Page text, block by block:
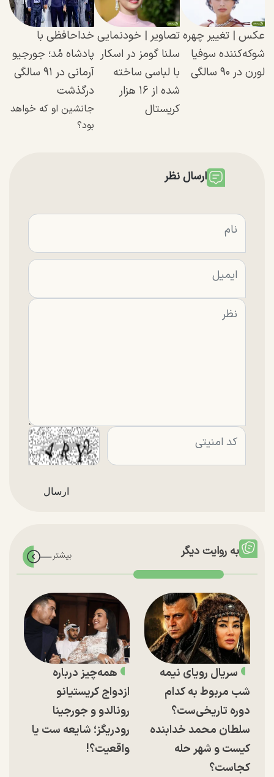
عکس | تغییر چهره
شوکه‌کننده سوفیا
لورن در ۹۰ سالگی
تصاویر | خودنمایی
سلنا گومز در اسکار
با لباسی ساخته
شده از ۱۶ هزار
کریستال
خداحافظی با
پادشاه مُد؛ جورجیو
آرمانی در ۹۱ سالگی
درگذشت
جانشین او که خواهد
بود؟
ارسال نظر
به روایت دیگر
سریال رویای نیمه
شب مربوط به کدام
دوره تاریخی‌ست؟
سلطان محمد خدابنده
کیست و شهر حله
کجاست؟
همه‌چیز درباره
ازدواج کریستیانو
رونالدو و جورجینا
رودریگز؛ شایعه ست یا
واقعیت؟!